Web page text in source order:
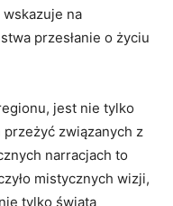
wskazuje na
przesłanie o życiu
jest nie tylko
przeżyć związanych z
narracjach to
mistycznych wizji,
tylko świata